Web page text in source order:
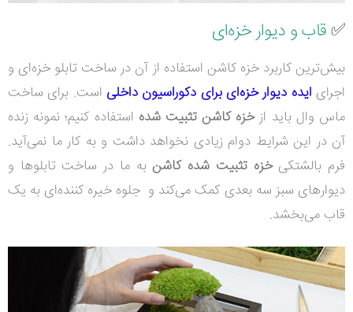
✅قاب و دیوار خزه‌ای
بیش‌ترین کاربرد خزه کاشن استفاده از آن در ساخت تابلو خزه‌ای و
اجرای ایده دیوار خزه‌ای برای دکوراسیون داخلی است. برای ساخت
ماس وال باید ازخزه کاشن تثبیت شده استفاده کنیم؛ نمونه زنده
آن در این شرایط دوام زیادی نخواهد داشت و به کار ما نمی‌آید.
فرم بالشتکیخزه تثبیت شده کاشنبه ما در ساخت تابلوها و
دیوارهای سبز سه بعدی کمک می‌کند و جلوه خیره کننده‌ای به یک
قاب می‌بخشد.